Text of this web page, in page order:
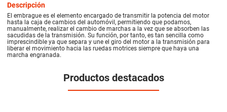
Descripción
El embrague es el elemento encargado de transmitir la potencia del motor
hasta la caja de cambios del automóvil, permitiendo que podamos,
manualmente, realizar el cambio de marchas a la vez que se absorben las
sacudidas de la transmisión. Su función, por tanto, es tan sencilla como
imprescindible ya que separa y une el giro del motor a la transmisión para
liberar el movimiento hacia las ruedas motrices siempre que haya una
marcha engranada.
Productos destacados